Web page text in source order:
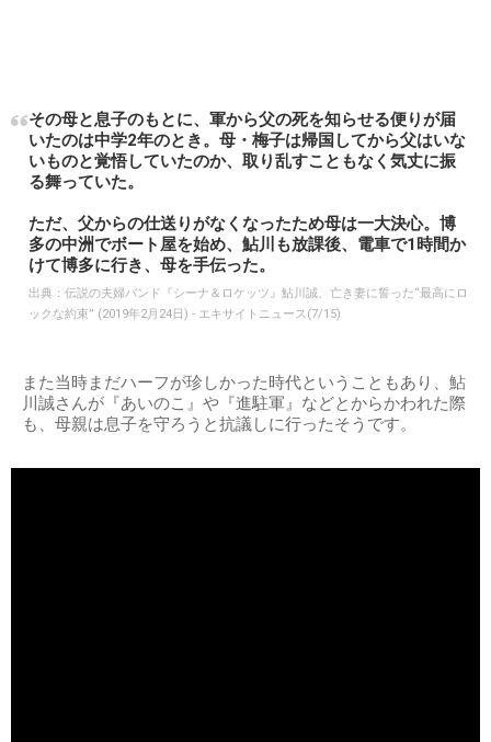
その母と息子のもとに、軍から父の死を知らせる便りが届
いたのは中学2年のとき。母・梅子は帰国してから父はいな
いものと覚悟していたのか、取り乱すこともなく気丈に振
る舞っていた。
ただ、父からの仕送りがなくなったため母は一大決心。博
多の中洲でボート屋を始め、鮎川も放課後、電車で1時間か
けて博多に行き、母を手伝った。
出典： 伝説の夫婦バンド『シーナ＆ロケッツ』鮎川誠、亡き妻に誓った“最高にロ
ックな約束” (2019年2月24日) - エキサイトニュース(7/15)
また当時まだハーフが珍しかった時代ということもあり、鮎
川誠さんが『あいのこ』や『進駐軍』などとからかわれた際
も、母親は息子を守ろうと抗議しに行ったそうです。